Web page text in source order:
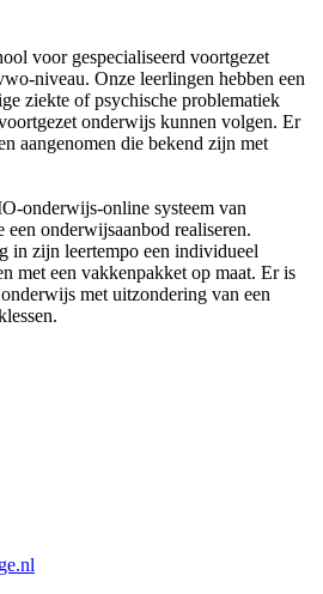
voor gespecialiseerd voortgezet
niveau. Onze leerlingen hebben een
ziekte of psychische problematiek
onderwijs kunnen volgen. Er
aangenomen die bekend zijn met
onderwijs-online systeem van
onderwijsaanbod realiseren.
in zijn leertempo een individueel
met een vakkenpakket op maat. Er is
met uitzondering van een